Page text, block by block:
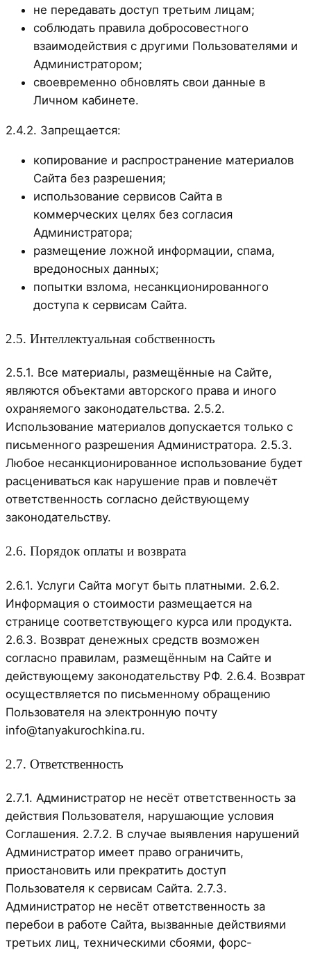
не передавать доступ третьим лицам;
соблюдать правила добросовестного
взаимодействия с другими Пользователями и
Администратором;
своевременно обновлять свои данные в
Личном кабинете.
2.4.2. Запрещается:
копирование и распространение материалов
Сайта без разрешения;
использование сервисов Сайта в
коммерческих целях без согласия
Администратора;
размещение ложной информации, спама,
вредоносных данных;
попытки взлома, несанкционированного
доступа к сервисам Сайта.
2.5. Интеллектуальная собственность
2.5.1. Все материалы, размещённые на Сайте,
являются объектами авторского права и иного
охраняемого законодательства. 2.5.2.
Использование материалов допускается только с
письменного разрешения Администратора. 2.5.3.
Любое несанкционированное использование будет
расцениваться как нарушение прав и повлечёт
ответственность согласно действующему
законодательству.
2.6. Порядок оплаты и возврата
2.6.1. Услуги Сайта могут быть платными. 2.6.2.
Информация о стоимости размещается на
странице соответствующего курса или продукта.
2.6.3. Возврат денежных средств возможен
согласно правилам, размещённым на Сайте и
действующему законодательству РФ. 2.6.4. Возврат
осуществляется по письменному обращению
Пользователя на электронную почту
info@tanyakurochkina.ru.
2.7. Ответственность
2.7.1. Администратор не несёт ответственность за
действия Пользователя, нарушающие условия
Соглашения. 2.7.2. В случае выявления нарушений
Администратор имеет право ограничить,
приостановить или прекратить доступ
Пользователя к сервисам Сайта. 2.7.3.
Администратор не несёт ответственность за
перебои в работе Сайта, вызванные действиями
третьих лиц, техническими сбоями, форс-